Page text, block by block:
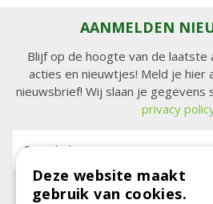
AANMELDEN
Blijf op de hoogte van de laatste
acties en nieuwtjes! Meld je hier
nieuwsbrief! Wij slaan je gegevens
privacy
E-mailadres:
Deze website maakt
gebruik van cookies.